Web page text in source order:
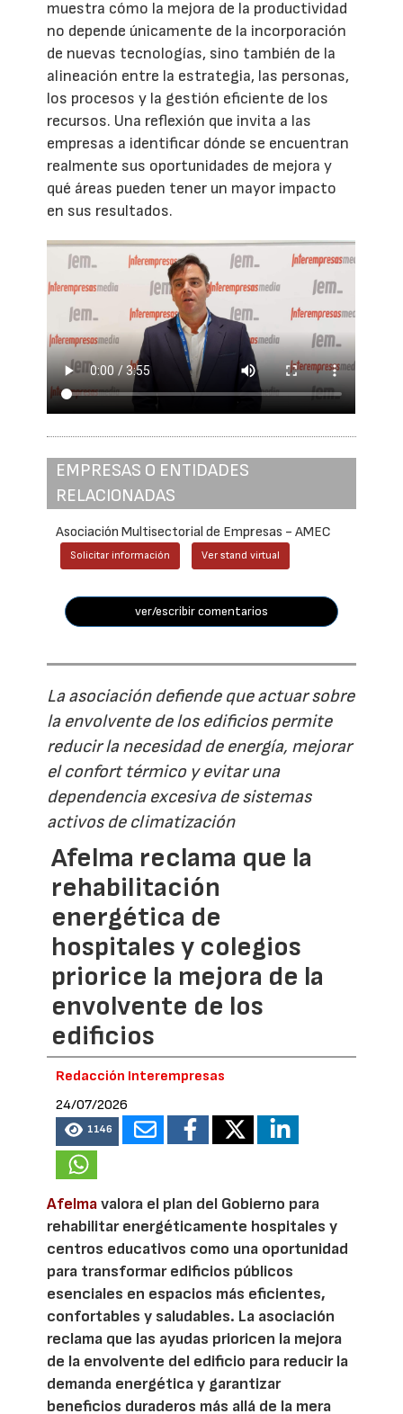
muestra cómo la mejora de la productividad
no depende únicamente de la incorporación
de nuevas tecnologías, sino también de la
alineación entre la estrategia, las personas,
los procesos y la gestión eficiente de los
recursos. Una reflexión que invita a las
empresas a identificar dónde se encuentran
realmente sus oportunidades de mejora y
qué áreas pueden tener un mayor impacto
en sus resultados.
EMPRESAS O ENTIDADES
RELACIONADAS
Asociación Multisectorial de Empresas - AMEC
Solicitar información Ver stand virtual
ver/escribir comentarios
La asociación defiende que actuar sobre
la envolvente de los edificios permite
reducir la necesidad de energía, mejorar
el confort térmico y evitar una
dependencia excesiva de sistemas
activos de climatización
Afelma reclama que la
rehabilitación
energética de
hospitales y colegios
priorice la mejora de la
envolvente de los
edificios
Redacción Interempresas
24/07/2026
1146
Afelmavalora el plan del Gobierno para
rehabilitar energéticamente hospitales y
centros educativos como una oportunidad
para transformar edificios públicos
esenciales en espacios más eficientes,
confortables y saludables. La asociación
reclama que las ayudas prioricen la mejora
de la envolvente del edificio para reducir la
demanda energética y garantizar
beneficios duraderos más allá de la mera